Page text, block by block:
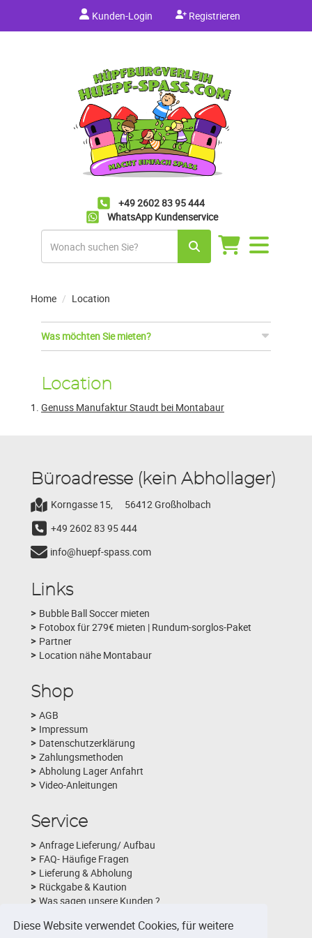
Diese Website verwendet Cookies, für weitere
Kunden-Login Registrieren
+49 2602 83 95 444
WhatsApp Kundenservice
Navigation
umschalten
Home Location
Was möchten Sie mieten?
Location
Genuss Manufaktur Staudt bei Montabaur
Büroadresse (kein Abhollager)
Korngasse 15,
56412 Großholbach
+49 2602 83 95 444
info@huepf-spass.com
Links
Bubble Ball Soccer mieten
Fotobox für 279€ mieten | Rundum-sorglos-Paket
Partner
Location nähe Montabaur
Shop
AGB
Impressum
Datenschutzerklärung
Zahlungsmethoden
Abholung Lager Anfahrt
Video-Anleitungen
Service
Anfrage Lieferung/ Aufbau
FAQ- Häufige Fragen
Lieferung & Abholung
Rückgabe & Kaution
Was sagen unsere Kunden ?
Fotobox-Layouts